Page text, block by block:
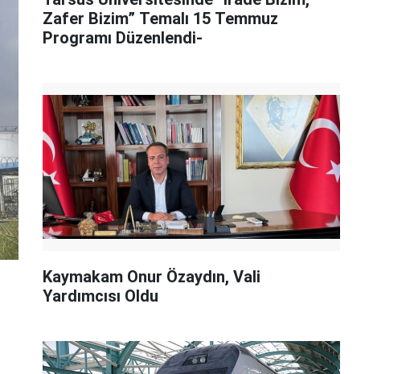
Zafer Bizim” Temalı 15 Temmuz
Programı Düzenlendi-
Kaymakam Onur Özaydın, Vali
Yardımcısı Oldu